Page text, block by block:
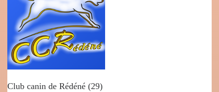
Club canin de Rédéné (29)